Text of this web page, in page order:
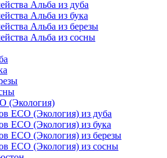
Альба из дуба
Альба из бука
Альба из березы
Альба из сосны
(Экология)
ECO (Экология) из дуба
ECO (Экология) из бука
ECO (Экология) из березы
ECO (Экология) из сосны